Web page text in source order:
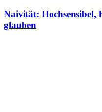
Naivität: Hochsensibel,
glauben